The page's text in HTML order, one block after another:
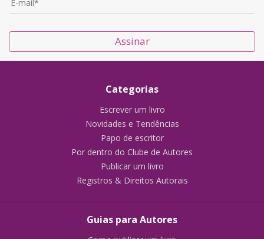
Assinar
Categorias
Escrever um livro
Novidades e Tendências
Papo de escritor
Por dentro do Clube de Autores
Publicar um livro
Registros & Direitos Autorais
Guias para Autores